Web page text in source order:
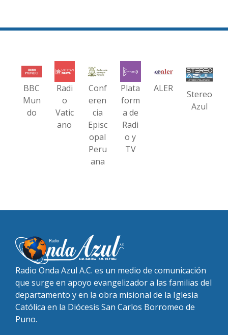
BBC
Mun
do
Radi
o
Vatic
ano
Conf
eren
cia
Episc
opal
Peru
ana
Plata
form
a de
Radi
o y
TV
ALER
Stereo
Azul
Radio Onda Azul A.C. es un medio de comunicación
que surge en apoyo evangelizador a las familias del
departamento y en la obra misional de la Iglesia
Católica en la Diócesis San Carlos Borromeo de
Puno.